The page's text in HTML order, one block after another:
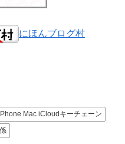
にほんブログ村
Mac iCloudキーチェーン